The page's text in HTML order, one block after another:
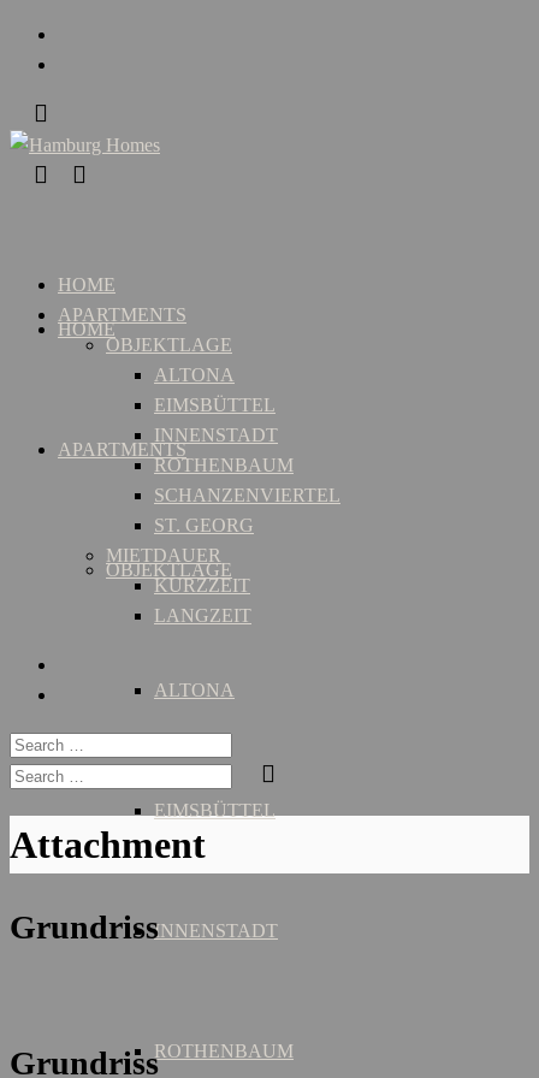
HOME
APARTMENTS
OBJEKTLAGE
ALTONA
EIMSBÜTTEL
INNENSTADT
ROTHENBAUM
HOME
APARTMENTS
OBJEKTLAGE
ALTONA
EIMSBÜTTEL
INNENSTADT
ROTHENBAUM
SCHANZENVIERTEL
ST. GEORG
MIETDAUER
KURZZEIT
LANGZEIT
Attachment
Grundriss
Grundriss